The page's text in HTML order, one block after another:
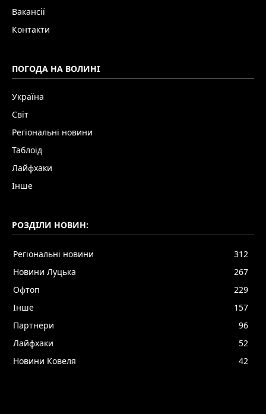
Вакансії
Контакти
ПОГОДА НА ВОЛИНІ
Україна
Світ
Регіональні новини
Таблоїд
Лайфхаки
Інше
РОЗДІЛИ НОВИН:
Регіональні новини
312
Новини Луцька
267
Офтоп
229
Інше
157
Партнери
96
Лайфхаки
52
Новини Ковеля
42